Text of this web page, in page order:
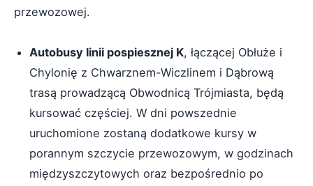
przewozowej.
Autobusy linii pospiesznej K, łączącej Obłuże i
Chylonię z Chwarznem-Wiczlinem i Dąbrową
trasą prowadzącą Obwodnicą Trójmiasta, będą
kursować częściej. W dni powszednie
uruchomione zostaną dodatkowe kursy w
porannym szczycie przewozowym, w godzinach
międzyszczytowych oraz bezpośrednio po